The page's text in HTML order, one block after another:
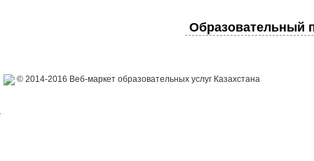
Образовательный
© 2014-2016 Веб-маркет образовательных услуг Казахстана